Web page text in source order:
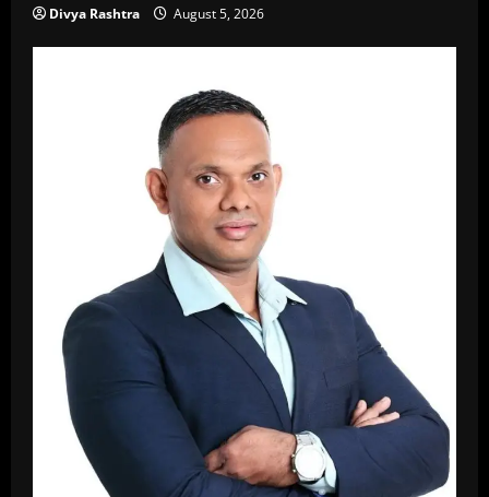
Divya Rashtra August 5, 2026